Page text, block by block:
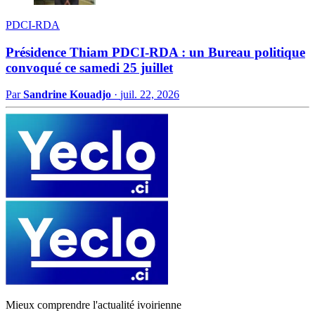
PDCI-RDA
Présidence Thiam PDCI-RDA : un Bureau politique
convoqué ce samedi 25 juillet
ParSandrine Kouadjo · juil. 22, 2026
Mieux comprendre l'actualité ivoirienne